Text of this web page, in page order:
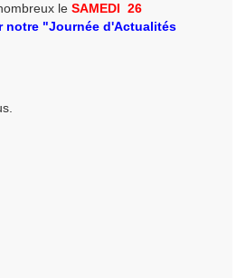
le SAMEDI 26
notre "Journée d'Actualités